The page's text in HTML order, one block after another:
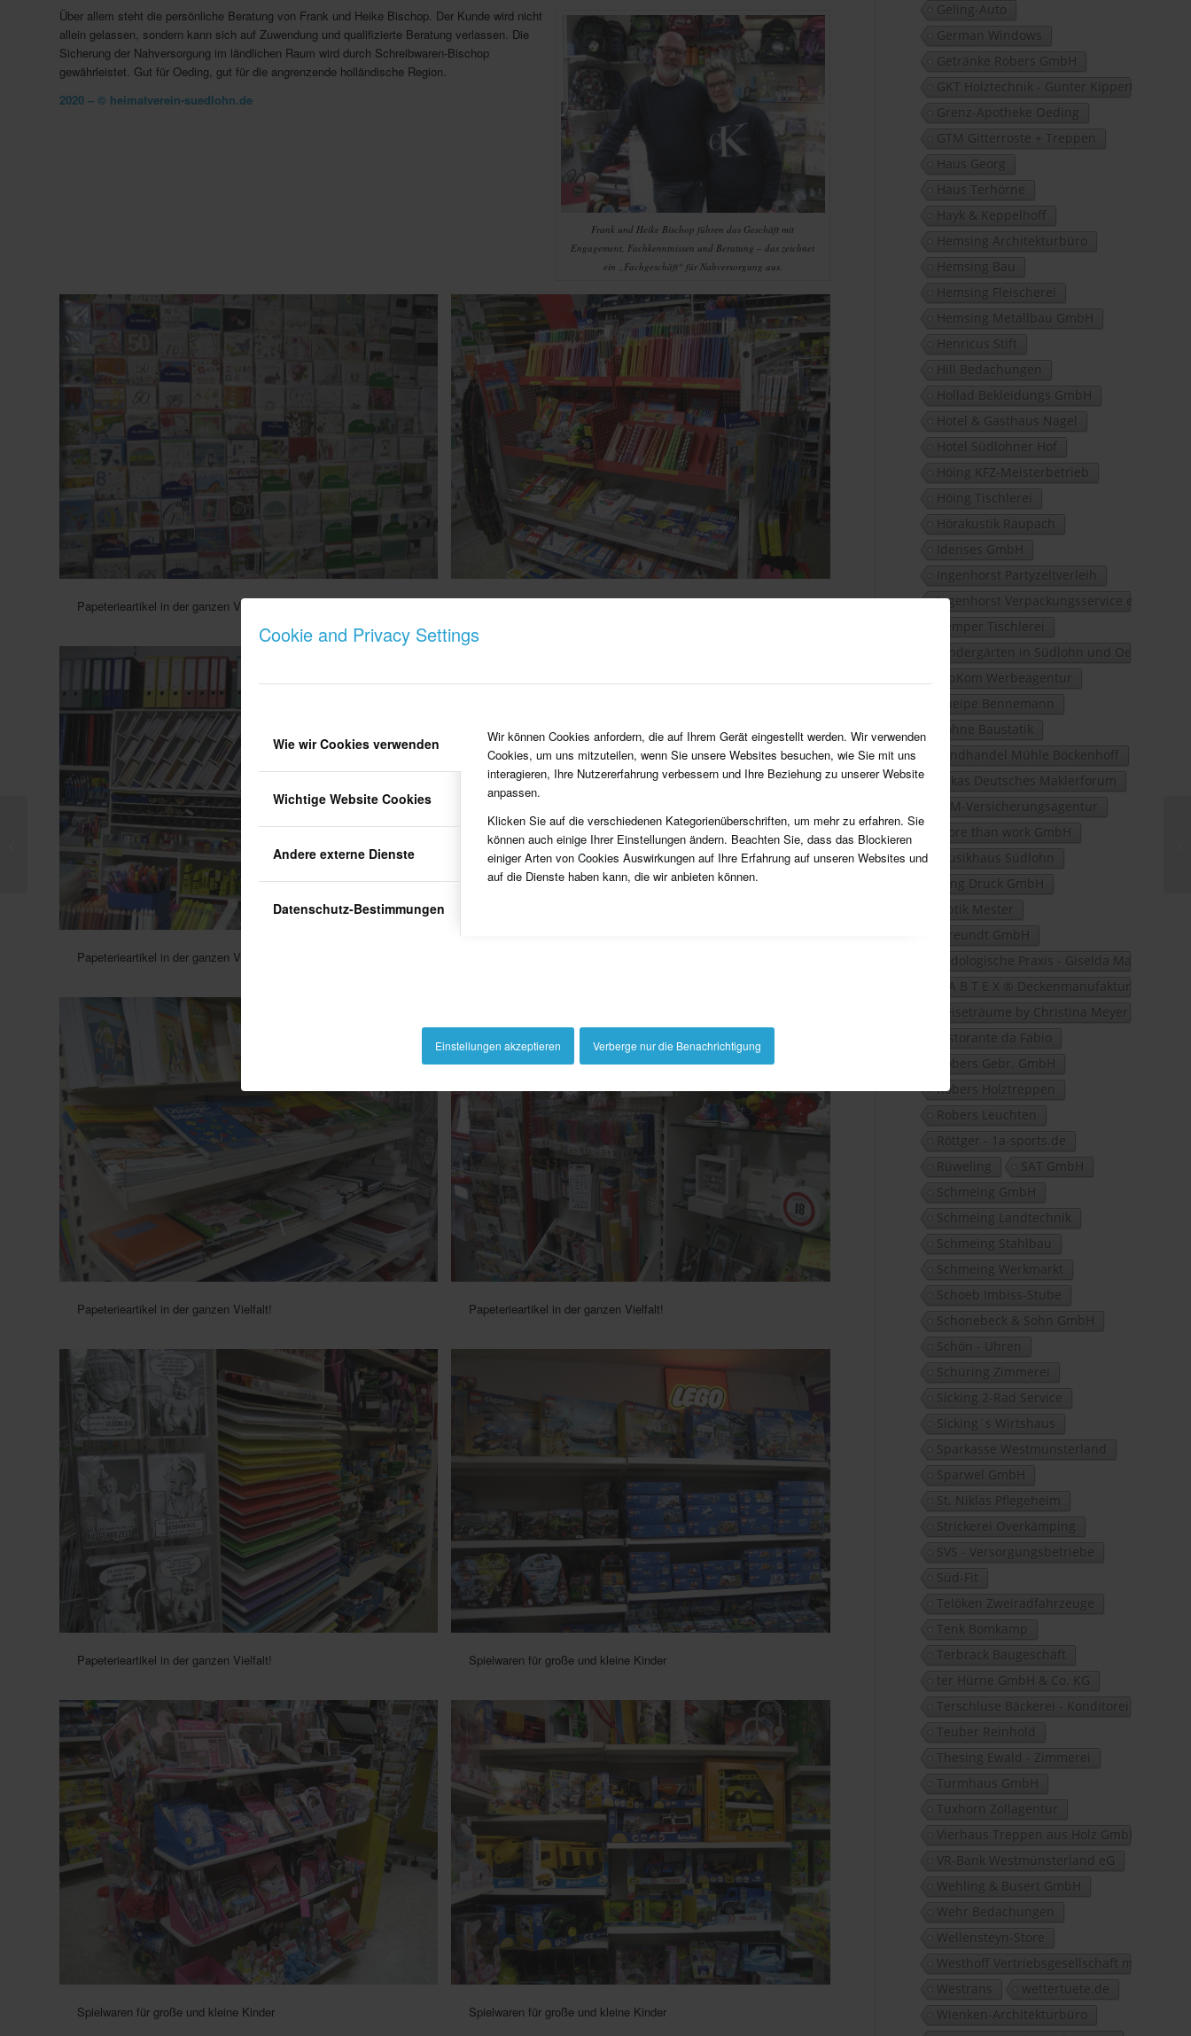
Cookie and Privacy Settings
Wie wir Cookies verwenden
Wichtige Website Cookies
Andere externe Dienste
Datenschutz-Bestimmungen
Wir können Cookies anfordern, die auf Ihrem Gerät eingestellt werden. Wir verwenden
Cookies, um uns mitzuteilen, wenn Sie unsere Websites besuchen, wie Sie mit uns
interagieren, Ihre Nutzererfahrung verbessern und Ihre Beziehung zu unserer Website
anpassen.
Klicken Sie auf die verschiedenen Kategorienüberschriften, um mehr zu erfahren. Sie
können auch einige Ihrer Einstellungen ändern. Beachten Sie, dass das Blockieren
einiger Arten von Cookies Auswirkungen auf Ihre Erfahrung auf unseren Websites und
auf die Dienste haben kann, die wir anbieten können.
Einstellungen akzeptieren Verberge nur die Benachrichtigung
Frank und Heike Bischop führen das Geschäft mit
Engagement, Fachkenntnissen und Beratung – das zeichnet
ein „Fachgeschäft“ für Nahversorgung aus.
Über allem steht die persönliche Beratung von Frank und Heike Bischop. Der Kunde wird nicht
allein gelassen, sondern kann sich auf Zuwendung und qualifizierte Beratung verlassen. Die
Sicherung der Nahversorgung im ländlichen Raum wird durch Schreibwaren-Bischop
gewährleistet. Gut für Oeding, gut für die angrenzende holländische Region.
2020 – © heimatverein-suedlohn.de
Papeterieartikel in der ganzen Vielfalt!
Papeterieartikel in der ganzen Vielfalt!
Papeterieartikel in der ganzen Vielfalt! Papeterieartikel in der ganzen Vielfalt!
Papeterieartikel in der ganzen Vielfalt! Spielwaren für große und kleine Kinder
Spielwaren für große und kleine Kinder Spielwaren für große und kleine Kinder
Geling-Auto
German Windows
Getränke Robers GmbH
GKT Holztechnik - Günter Kippert
Grenz-Apotheke Oeding
GTM Gitterroste + Treppen
Haus Georg
Haus Terhörne
Hayk & Keppelhoff
Hemsing Architekturbüro
Hemsing Bau
Hemsing Fleischerei
Hemsing Metallbau GmbH
Henricus Stift
Hill Bedachungen
Hollad Bekleidungs GmbH
Hotel & Gasthaus Nagel
Hotel Südlohner Hof
Höing KFZ-Meisterbetrieb
Höing Tischlerei
Hörakustik Raupach
Idenses GmbH
Ingenhorst Partyzeltverleih
Ingenhorst Verpackungsservice e.K.
Kemper Tischlerei
Kindergärten in Südlohn und Oeding
KipKom Werbeagentur
Kneipe Bennemann
Köhne Baustatik
Landhandel Mühle Böckenhoff
Lukas Deutsches Maklerforum
LVM-Versicherungsagentur
more than work GmbH
Musikhaus Südlohn
Oing Druck GmbH
Optik Mester
Pfreundt GmbH
Podologische Praxis - Giselda Marano
R A B T E X ® Deckenmanufaktur GbR
Reiseträume by Christina Meyer
Ristorante da Fabio
Robers Gebr. GmbH
Robers Holztreppen
Robers Leuchten
Röttger - 1a-sports.de
Rüweling
SAT GmbH
Schmeing GmbH
Schmeing Landtechnik
Schmeing Stahlbau
Schmeing Werkmarkt
Schoeb Imbiss-Stube
Schonebeck & Sohn GmbH
Schön - Uhren
Schüring Zimmerei
Sicking 2-Rad Service
Sicking´s Wirtshaus
Sparkasse Westmünsterland
Sparwel GmbH
St. Niklas Pflegeheim
Strickerei Overkämping
SVS - Versorgungsbetriebe
Süd-Fit
Telöken Zweiradfahrzeuge
Tenk Bomkamp
Terbrack Baugeschäft
ter Hürne GmbH & Co. KG
Terschluse Bäckerei - Konditorei
Teuber Reinhold
Thesing Ewald - Zimmerei
Turmhaus GmbH
Tuxhorn Zollagentur
Vierhaus Treppen aus Holz GmbH
VR-Bank Westmünsterland eG
Wehling & Busert GmbH
Wehr Bedachungen
Wellensteyn-Store
Westhoff Vertriebsgesellschaft mbH
Westrans
wettertuete.de
Wienken-Architekturbüro
Blütenträume Rexing